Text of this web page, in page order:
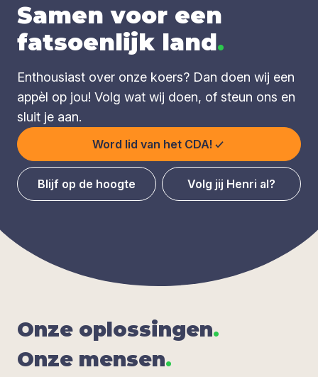
Samen voor een
fatsoenlijk land.
Enthousiast over onze koers? Dan doen wij een
appèl op jou! Volg wat wij doen, of steun ons en
sluit je aan.
Word lid van het CDA!
Blijf op de hoogte Volg jij Henri al?
Onze oplos­sin­gen.
Onze men­sen.